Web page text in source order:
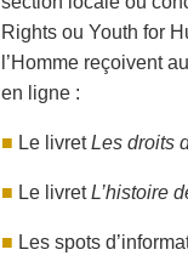
Rights ou Youth for
l’Homme reçoivent
en ligne :
■ Le livretLes droits
■ Le livretL’histoire
■ Les spots